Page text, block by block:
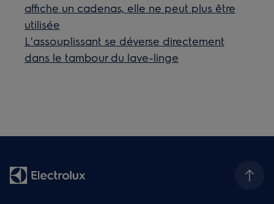
affiche un cadenas, elle ne peut plus être
utilisée
L'assouplissant se déverse directement
dans le tambour du lave-linge